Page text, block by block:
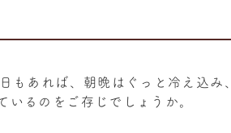
あれば、朝晩はぐっと冷え込み、
るのをご存じでしょうか。